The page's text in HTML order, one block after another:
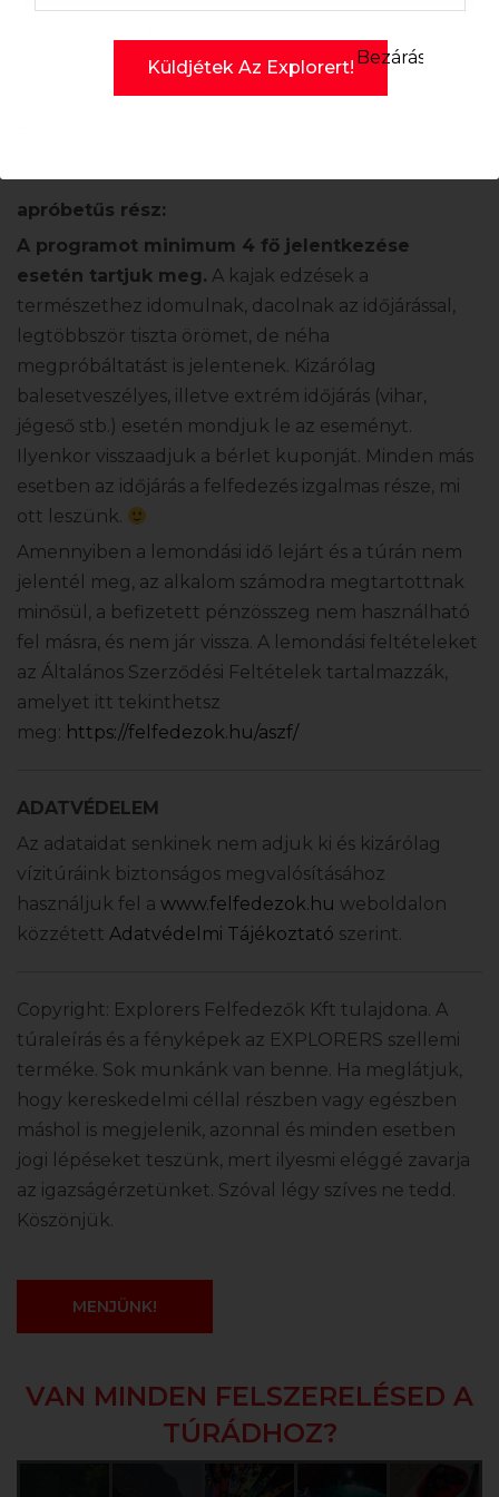
napon belül válaszolni.
Tel.: +36 20 549 2307
apróbetűs rész:
A programot minimum 4 fő jelentkezése
esetén tartjuk meg. A kajak edzések a
természethez idomulnak, dacolnak az időjárással,
legtöbbször tiszta örömet, de néha
megpróbáltatást is jelentenek. Kizárólag
balesetveszélyes, illetve extrém időjárás (vihar,
jégeső stb.) esetén mondjuk le az eseményt.
Ilyenkor visszaadjuk a bérlet kuponját. Minden más
esetben az időjárás a felfedezés izgalmas része, mi
ott leszünk.
Amennyiben a lemondási idő lejárt és a túrán nem
jelentél meg, az alkalom számodra megtartottnak
minősül, a befizetett pénzösszeg nem használható
fel másra, és nem jár vissza. A lemondási feltételeket
az Általános Szerződési Feltételek tartalmazzák,
amelyet itt tekinthetsz
meg: https://felfedezok.hu/aszf/
ADATVÉDELEM
Az adataidat senkinek nem adjuk ki és kizárólag
vízitúráink biztonságos megvalósításához
használjuk fel a www.felfedezok.hu weboldalon
közzétettAdatvédelmi Tájékoztató szerint.
Copyright: Explorers Felfedezők Kft tulajdona. A
túraleírás és a fényképek az EXPLORERS szellemi
terméke. Sok munkánk van benne. Ha meglátjuk,
hogy kereskedelmi céllal részben vagy egészben
máshol is megjelenik, azonnal és minden esetben
jogi lépéseket teszünk, mert ilyesmi eléggé zavarja
az igazságérzetünket. Szóval légy szíves ne tedd.
Köszönjük.
MENJÜNK!
VAN MINDEN FELSZERELÉSED A
TÚRÁDHOZ?
Bezárás